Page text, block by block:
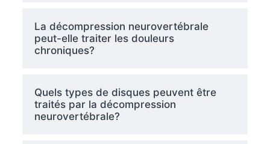
La décompression neurovertébrale
peut-elle traiter les douleurs
chroniques?
Quels types de disques peuvent être
traités par la décompression
neurovertébrale?